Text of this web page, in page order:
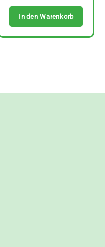
In den Warenkorb